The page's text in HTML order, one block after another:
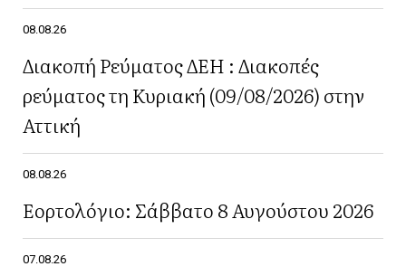
08.08.26
Διακοπή Ρεύματος ΔΕΗ : Διακοπές
ρεύματος τη Κυριακή (09/08/2026) στην
Αττική
08.08.26
Εορτολόγιο: Σάββατο 8 Αυγούστου 2026
07.08.26